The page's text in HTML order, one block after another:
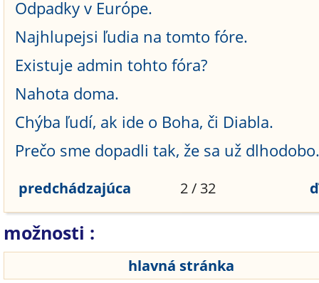
Odpadky v Európe.
Najhlupejsi ľudia na tomto fóre.
Existuje admin tohto fóra?
Nahota doma.
Chýba ľudí, ak ide o Boha, či Diabla.
Prečo sme dopadli tak, že sa už
predchádzajúca 2 / 32
možnosti :
hlavná stránka